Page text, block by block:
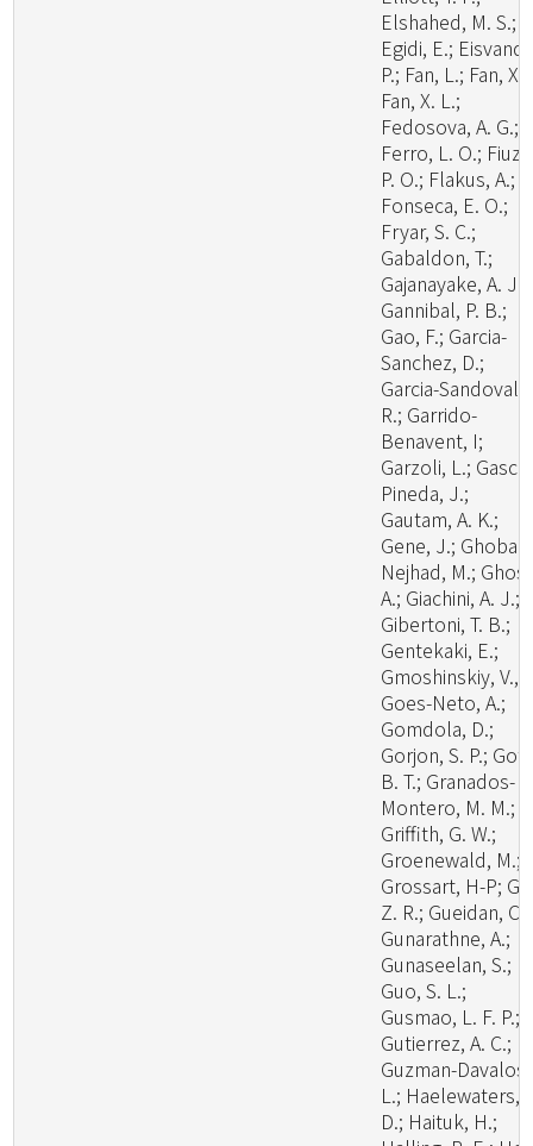
Elshahed, M. S.;
Egidi, E.; Eisvand,
P.; Fan, L.; Fan, X.;
Fan, X. L.;
Fedosova, A. G.;
Ferro, L. O.;
P. O.; Flakus, A.;
Fonseca, E. O.;
Fryar, S. C.;
Gabaldon, T.;
Gajanayake, A. J.;
Gannibal, P. B.;
Gao, F.; Garcia-
Sanchez, D.;
Garcia-Sandoval,
R.; Garrido-
Benavent, I;
Garzoli, L.; Gasca-
Pineda, J.;
Gautam, A. K.;
Gene, J.;
Nejhad, M.;
A.; Giachini, A. J.;
Gibertoni, T. B.;
Gentekaki, E.;
Gmoshinskiy, V.,
Goes-Neto, A.;
Gomdola, D.;
Gorjon, S. P.;
B. T.; Granados-
Montero, M. M.;
Griffith, G. W.;
Groenewald, M.;
Grossart, H-P;
Z. R.; Gueidan, C.;
Gunarathne, A.;
Gunaseelan, S.;
Guo, S. L.;
Gusmao, L. F. P.;
Gutierrez, A. C.;
Guzman-Davalos,
L.; Haelewaters,
D.; Haituk, H.;